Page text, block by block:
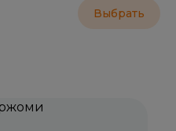
Выбрать